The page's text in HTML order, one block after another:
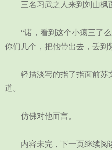
三名习武之人来到刘山枫面
“诺，看到这个小瘪三了么
你们几个，把他带出去，丢到
轻描淡写的指了指面前苏
道。
仿佛对他而言。
内容未完，下一页继续阅